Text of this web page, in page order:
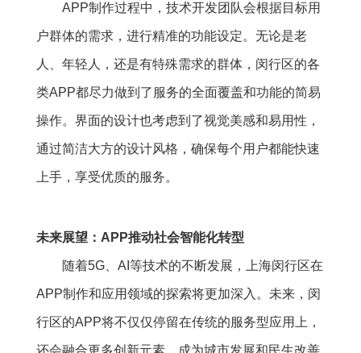
APP制作过程中，技术开发团队会根据目标用
户群体的需求，进行精准的功能设定。无论是老
人、年轻人，还是有特殊需求的群体，闵行区的各
类APP都尽力做到了服务的全面覆盖和功能的简易
操作。界面的设计也考虑到了视觉美感和易用性，
通过简洁大方的设计风格，确保每个用户都能快速
上手，享受优质的服务。
未来展望：APP推动社会智能化转型
随着5G、AI等技术的不断发展，上海闵行区在
APP制作和应用领域的探索将更加深入。未来，闵
行区的APP将不仅仅停留在传统的服务型应用上，